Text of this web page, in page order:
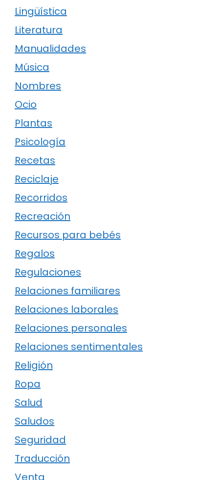
Lingüística
Literatura
Manualidades
Música
Nombres
Ocio
Plantas
Psicología
Recetas
Reciclaje
Recorridos
Recreación
Recursos para bebés
Regalos
Regulaciones
Relaciones familiares
Relaciones laborales
Relaciones personales
Relaciones sentimentales
Religión
Ropa
Salud
Saludos
Seguridad
Traducción
Venta